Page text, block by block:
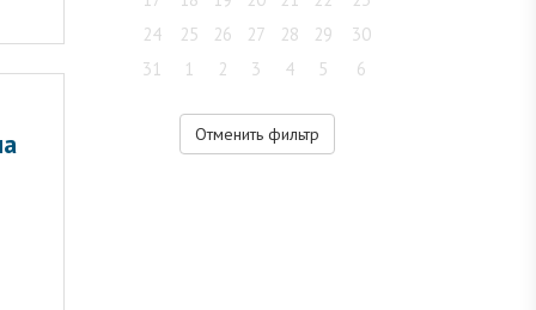
24
25 26 27 28 29
30
31
1 2 3 4 5 6
Отменить фильтр